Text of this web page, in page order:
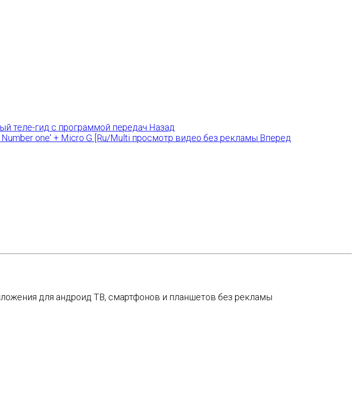
теле-гид с программой передач Назад
one' + Micro G [Ru/Multi просмотр видео без рекламы Вперед
для андроид ТВ, смартфонов и планшетов без рекламы